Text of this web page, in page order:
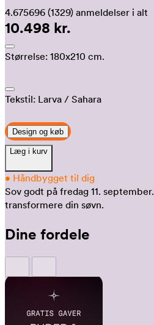
4.675696 (1329) anmeldelser i alt
10.498 kr.
Størrelse: 180x210 cm.
Tekstil: Larva / Sahara
Design og køb
Læg i kurv
• Håndbygget til dig
Sov godt på fredag 11. september.
transformere din søvn.
Dine fordele